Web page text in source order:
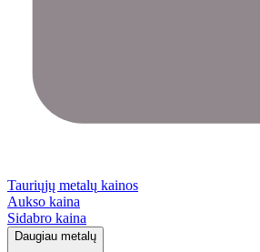
Tauriųjų metalų kainos
Aukso kaina
Sidabro kaina
Daugiau metalų